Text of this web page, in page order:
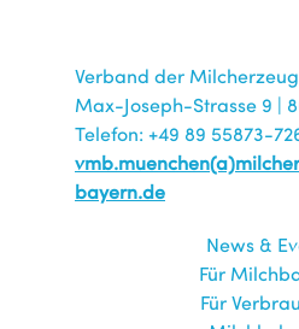
Verband der
Max-Joseph-Strasse 9 |
Telefon: +49 89 55873-
bayern.de
News &
Für
Für